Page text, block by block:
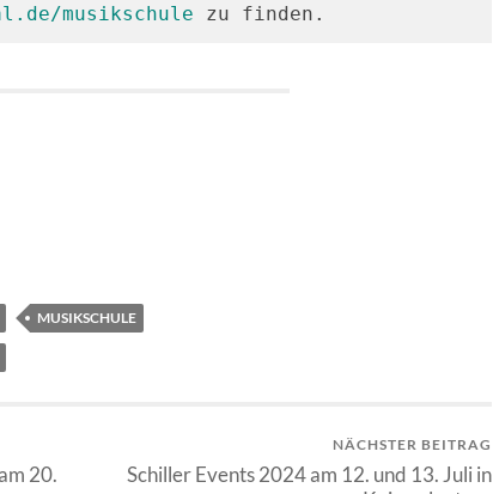
musikschule zu finden.
MUSIKSCHULE
20.
NÄCHSTER BEITRAG
Schiller Events 2024 am 12. und 13. Juli in